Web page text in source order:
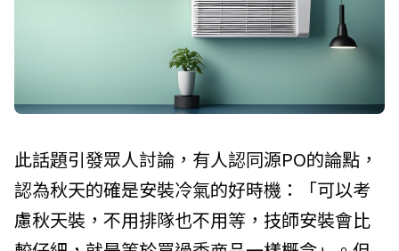
此話題引發眾人討論，有人認同源PO的論點，
認為秋天的確是安裝冷氣的好時機：「可以考
慮秋天裝，不用排隊也不用等，技師安裝會比